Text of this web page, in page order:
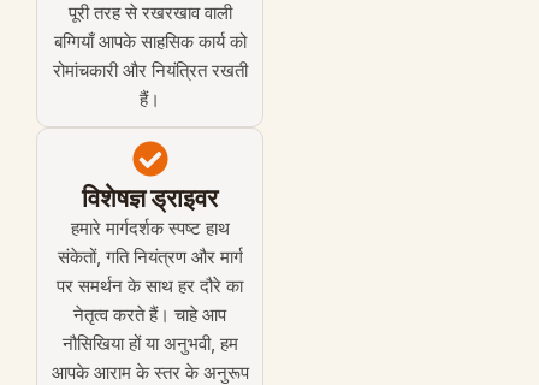
पूरी तरह से रखरखाव वाली
बग्गियाँ आपके साहसिक कार्य को
रोमांचकारी और नियंत्रित रखती
हैं।
विशेषज्ञ ड्राइवर
हमारे मार्गदर्शक स्पष्ट हाथ
संकेतों, गति नियंत्रण और मार्ग
पर समर्थन के साथ हर दौरे का
नेतृत्व करते हैं। चाहे आप
नौसिखिया हों या अनुभवी, हम
आपके आराम के स्तर के अनुरूप